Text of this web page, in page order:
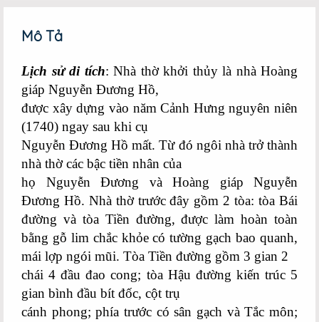
Mô Tả
Lịch sử di tích: Nhà thờ khởi thủy là nhà Hoàng
giáp Nguyễn Đương Hồ,
được xây dựng vào năm Cảnh Hưng nguyên niên
(1740) ngay sau khi cụ
Nguyễn Đương Hồ mất. Từ đó ngôi nhà trở thành
nhà thờ các bậc tiền nhân của
họ Nguyễn Đương và Hoàng giáp Nguyễn
Đương Hồ. Nhà thờ trước đây gồm 2 tòa: tòa Bái
đường và tòa Tiền đường, được làm hoàn toàn
bằng gỗ lim chắc khỏe có tường gạch bao quanh,
mái lợp ngói mũi. Tòa Tiền đường gồm 3 gian 2
chái 4 đầu đao cong; tòa Hậu đường kiến trúc 5
gian bình đầu bít đốc, cột trụ
cánh phong; phía trước có sân gạch và Tắc môn;